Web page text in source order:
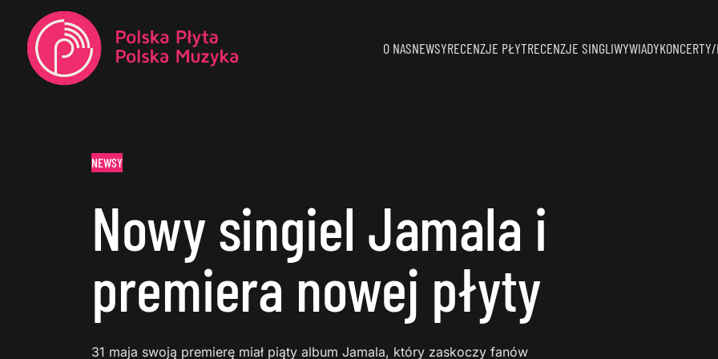
O NASNEWSYRECENZJE PŁYTRECENZJE SINGLIWYWIADY
NEWSY
Nowy singiel Jamala i
premiera nowej płyty
31 maja swoją premierę miał piąty album Jamala, który zaskoczy fanów